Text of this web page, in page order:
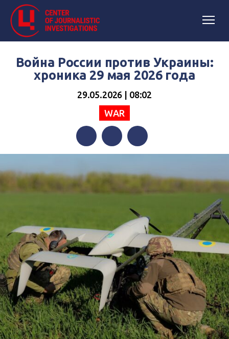
Война России против Украины:
хроника 29 мая 2026 года
29.05.2026 | 08:02
WAR
FacebookTwitterTelegram